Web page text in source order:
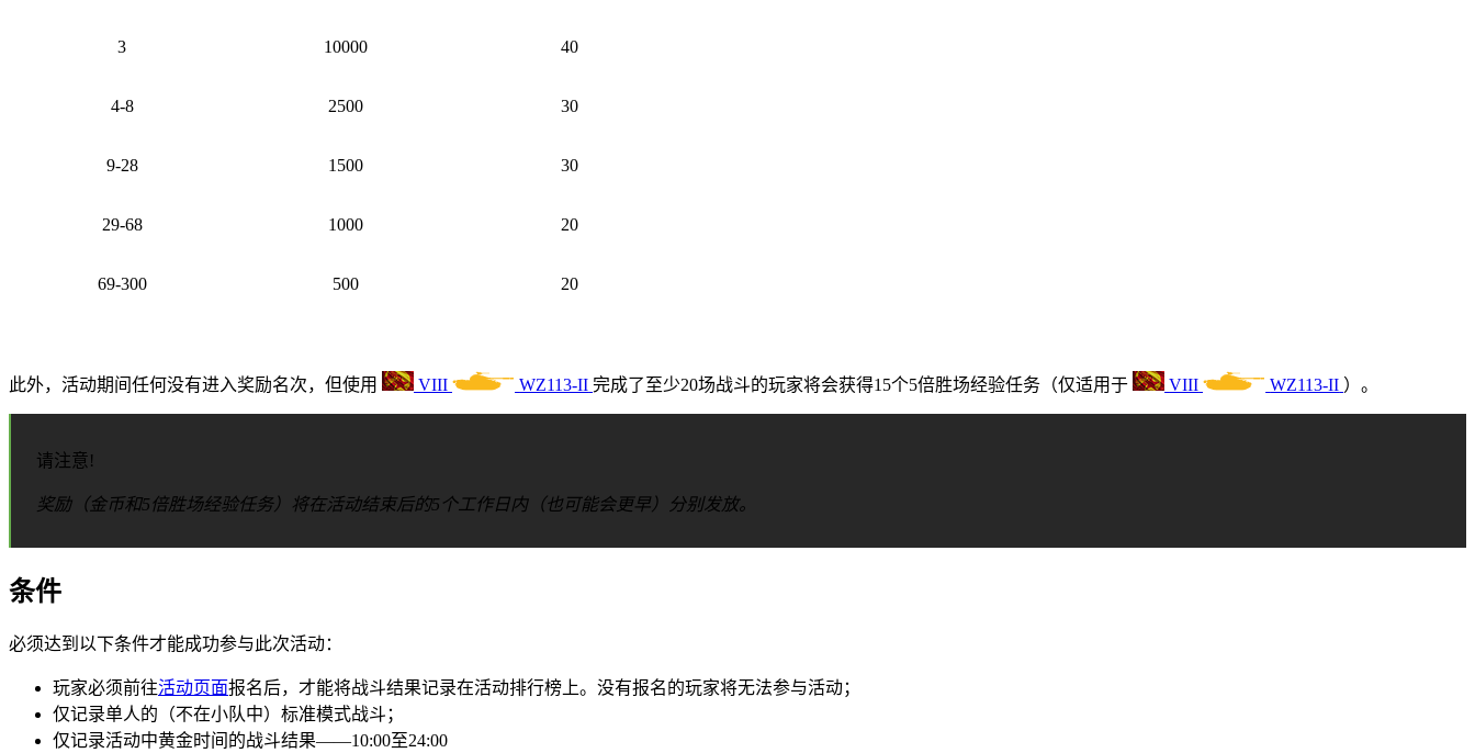
3 10000 40
4-8 2500 30
9-28 1500 30
29-68 1000 20
69-300 500 20
此外，活动期间任何没有进入奖励名次，但使用 VIII WZ113-II 完成了至少20场战斗的玩家将会获得15个5倍胜场经验任务（仅适用于 VIII WZ113-II ）。
请注意!
奖励（金币和5倍胜场经验任务）将在活动结束后的5个工作日内（也可能会更早）分别发放。
条件
必须达到以下条件才能成功参与此次活动：
玩家必须前往活动页面报名后，才能将战斗结果记录在活动排行榜上。没有报名的玩家将无法参与活动；
仅记录单人的（不在小队中）标准模式战斗；
仅记录活动中黄金时间的战斗结果——10:00至24:00